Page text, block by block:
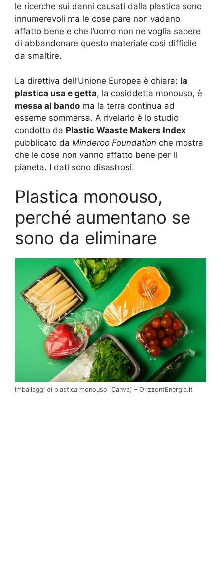
le ricerche sui danni causati dalla plastica sono
innumerevoli ma le cose pare non vadano
affatto bene e che l’uomo non ne voglia sapere
di abbandonare questo materiale così difficile
da smaltire.
La direttiva dell’Unione Europea è chiara: la
plastica usa e getta, la cosiddetta monouso, è
messa al bando ma la terra continua ad
esserne sommersa. A rivelarlo è lo studio
condotto da Plastic Waaste Makers Index
pubblicato da Minderoo Foundation che mostra
che le cose non vanno affatto bene per il
pianeta. I dati sono disastrosi.
Plastica monouso,
perché aumentano se
sono da eliminare
Imballaggi di plastica monouso (Canva) – OrizzontEnergia.it